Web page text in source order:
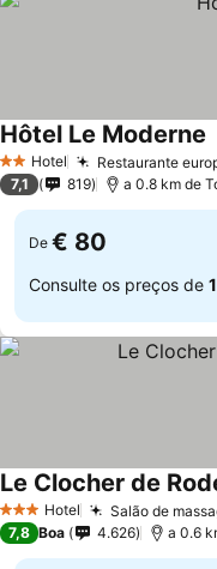
2 Estrelas
Hotel Restaurante
Hôtel Le Moderne
7,1 819 a 0.8 km de
De € 80
Consulte os preços de
3 EstrelasHotel Salão de
Le Clocher de
7,8 Boa 4.626 a 0.6